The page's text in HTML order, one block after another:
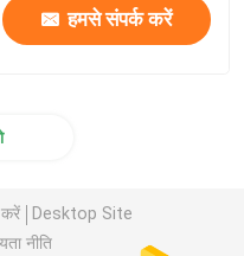
हमसे संपर्क करें
Desktop Site
नीति